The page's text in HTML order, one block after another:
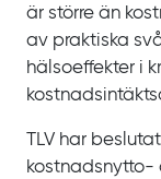
är större än
av praktiska
hälsoeffekter i
TLV har
kostnadsnytto-